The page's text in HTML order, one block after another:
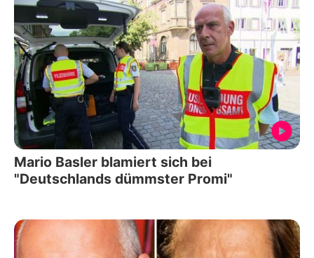
Mario Basler blamiert sich bei
"Deutschlands dümmster Promi"